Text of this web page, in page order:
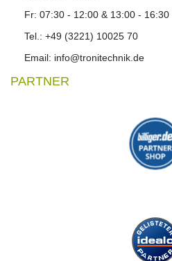
Fr: 07:30 - 12:00 & 13:00 - 16:30
Tel.: +49 (3221) 10025 70
Email: info@tronitechnik.de
PARTNER